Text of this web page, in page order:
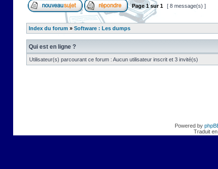
Page1sur1 [ 8 message(s) ]
Index du forum » Software : Les dumps
Qui est en ligne ?
Utilisateur(s) parcourant ce forum : Aucun utilisateur inscrit et 3 invité(s)
Powered by
Traduit